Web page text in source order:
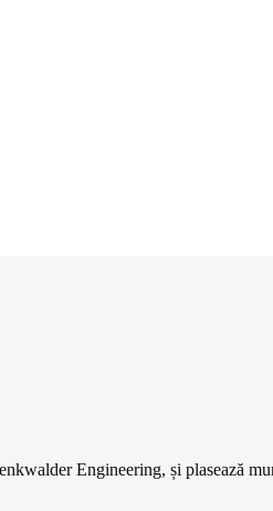
Engineering, și plasează